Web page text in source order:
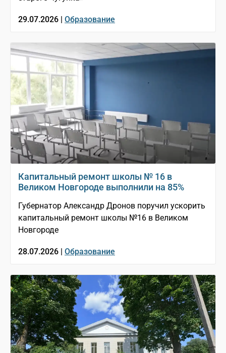
29.07.2026 | Образование
Капитальный ремонт школы № 16 в
Великом Новгороде выполнили на 85%
Губернатор Александр Дронов поручил ускорить
капитальный ремонт школы №16 в Великом
Новгороде
28.07.2026 | Образование